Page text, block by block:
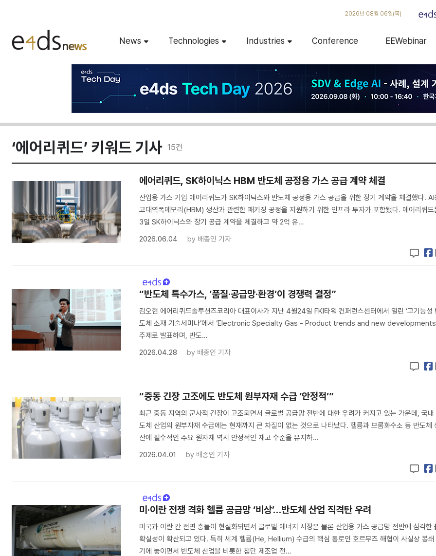
2026년 08월 06일(목)
News Technologies Industries Conference EEWebinar
‘에어리퀴드’ 키워드 기사 15건
에어리퀴드, SK하이닉스 HBM 반도체 공정용 가스 공급 계약 체결
산업용 가스 기업 에어리퀴드가 SK하이닉스와 반도체 공정용 가스 공급을 위한 장기 계약을 체결했다.
고대역폭메모리(HBM) 생산과 관련한 패키징 공정을 지원하기 위한 인프라 투자가 포함됐다. 에어리퀴드
3일 SK하이닉스와 장기 공급 계약을 체결하고 약 2억 유…
2026.06.04
by 배종인 기자
“반도체 특수가스, ‘품질·공급망·환경’이 경쟁력 결정”
김오현 에어리퀴드솔루션즈코리아 대표이사가 지난 4월24일 FKI타워 컨퍼런스센터에서 열린 ‘고기능성
도체 소재 기술세미나’에서 ‘Electronic Specialty Gas - Product trends and new
주제로 발표하며, 반도…
2026.04.28
by 배종인 기자
“중동 긴장 고조에도 반도체 원부자재 수급 ‘안정적’”
최근 중동 지역의 군사적 긴장이 고조되면서 글로벌 공급망 전반에 대한 우려가 커지고 있는 가운데, 국내
도체 산업의 원부자재 수급에는 현재까지 큰 차질이 없는 것으로 나타났다. 헬륨과 브롬화수소 등 반도체
산에 필수적인 주요 원자재 역시 안정적인 재고 수준을 유지하…
2026.04.01
by 배종인 기자
미·이란 전쟁 격화 헬륨 공급망 ‘비상’…반도체 산업 직격탄 우려
미국과 이란 간 전면 충돌이 현실화되면서 글로벌 에너지 시장은 물론 산업용 가스 공급망 전반에 심각한
확실성이 확산되고 있다. 특히 세계 헬륨(He, Hellium) 수급의 핵심 통로인 호르무즈 해협이 사실상 봉
기에 놓이면서 반도체 산업을 비롯한 첨단 제조업 전…